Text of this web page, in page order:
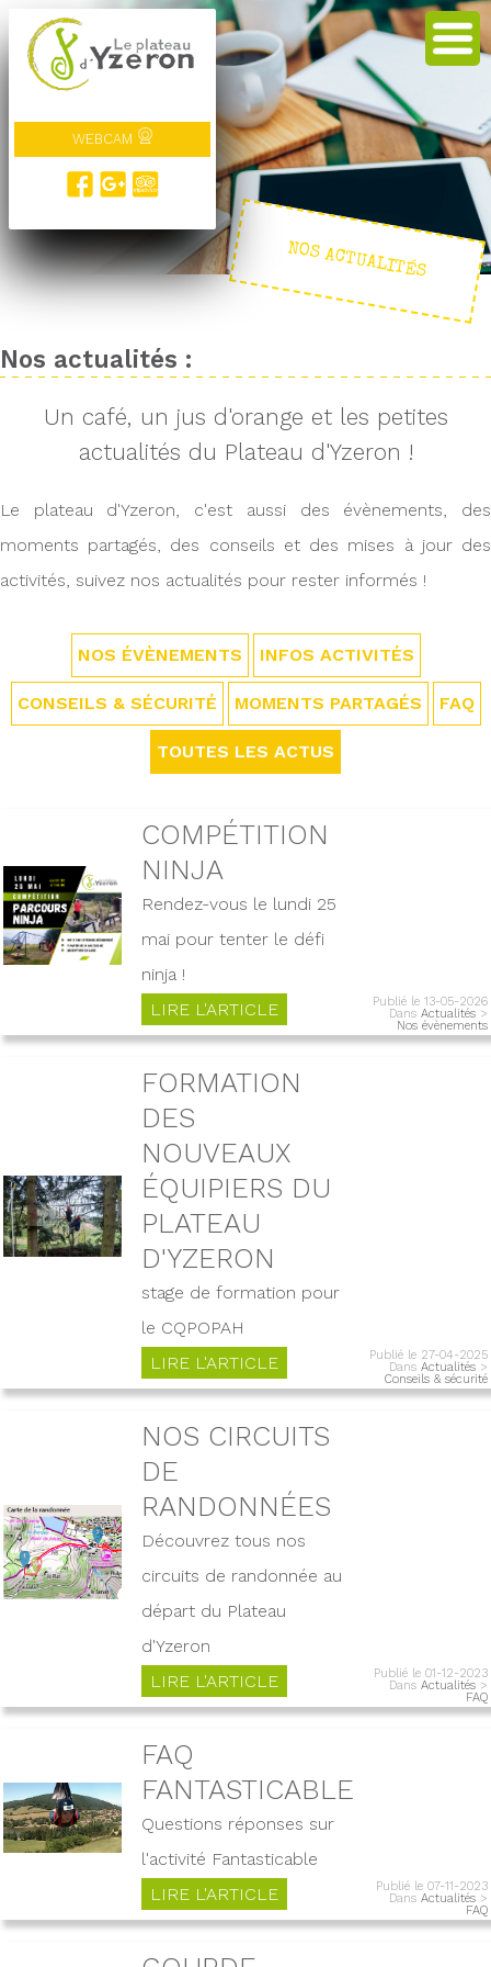
WEBCAM
NOS ACTUALITÉS
Nos actualités :
Un café, un jus d'orange et les petites
actualités du Plateau d'Yzeron !
Le plateau d'Yzeron, c'est aussi des évènements, des
moments partagés, des conseils et des mises à jour des
activités, suivez nos actualités pour rester informés !
NOS ÉVÈNEMENTS INFOS ACTIVITÉS
CONSEILS & SÉCURITÉ MOMENTS PARTAGÉS FAQ
TOUTES LES ACTUS
COMPÉTITION
NINJA
Rendez-vous le lundi 25
mai pour tenter le défi
ninja !
LIRE L'ARTICLE
Publié le 13-05-2026
Dans Actualités >
Nos évènements
FORMATION
DES
NOUVEAUX
ÉQUIPIERS DU
PLATEAU
D'YZERON
stage de formation pour
le CQPOPAH
LIRE L'ARTICLE
Publié le 27-04-2025
Dans Actualités >
Conseils & sécurité
NOS CIRCUITS
DE
RANDONNÉES
Découvrez tous nos
circuits de randonnée au
départ du Plateau
d'Yzeron
LIRE L'ARTICLE
Publié le 01-12-2023
Dans Actualités >
FAQ
FAQ
FANTASTICABLE
Questions réponses sur
l'activité Fantasticable
LIRE L'ARTICLE
Publié le 07-11-2023
Dans Actualités >
FAQ